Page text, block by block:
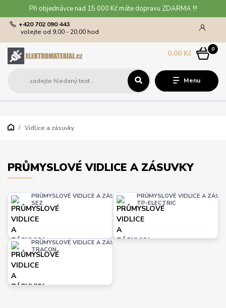
Při objednávce nad 15 000 Kč máte dopravu ZDARMA !!!
Menu
+420 702 090 443
volejte od 9,00 - 20,00 hod
0
0,00 Kč
Vidlice a zásuvky
PRŮMYSLOVÉ VIDLICE A ZÁSUVKY
PRŮMYSLOVÉ VIDLICE A ZÁSUVKY
SEZ
PRŮMYSLOVÉ VIDLICE A
TP-ELECTRIC
PRŮMYSLOVÉ VIDLICE A ZÁSUVKY
TRACON